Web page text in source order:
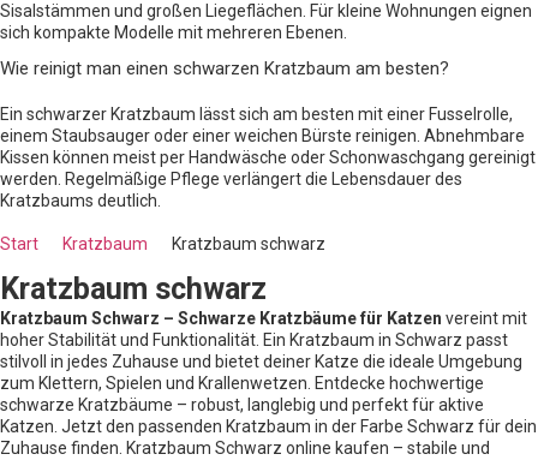
Sisalstämmen und großen Liegeflächen. Für kleine Wohnungen eignen
sich kompakte Modelle mit mehreren Ebenen.
Wie reinigt man einen schwarzen Kratzbaum am besten?
Ein schwarzer Kratzbaum lässt sich am besten mit einer Fusselrolle,
einem Staubsauger oder einer weichen Bürste reinigen. Abnehmbare
Kissen können meist per Handwäsche oder Schonwaschgang gereinigt
werden. Regelmäßige Pflege verlängert die Lebensdauer des
Kratzbaums deutlich.
Start Kratzbaum Kratzbaum schwarz
Kratzbaum schwarz
Kratzbaum Schwarz – Schwarze Kratzbäume für Katzen vereint mit
hoher Stabilität und Funktionalität. Ein Kratzbaum in Schwarz passt
stilvoll in jedes Zuhause und bietet deiner Katze die ideale Umgebung
zum Klettern, Spielen und Krallenwetzen. Entdecke hochwertige
schwarze Kratzbäume – robust, langlebig und perfekt für aktive
Katzen. Jetzt den passenden Kratzbaum in der Farbe Schwarz für dein
Zuhause finden. Kratzbaum Schwarz online kaufen – stabile und